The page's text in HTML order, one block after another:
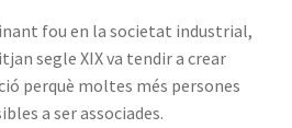
fou en la societat industrial,
segle XIX va tendir a crear
perquè moltes més persones
a ser associades.